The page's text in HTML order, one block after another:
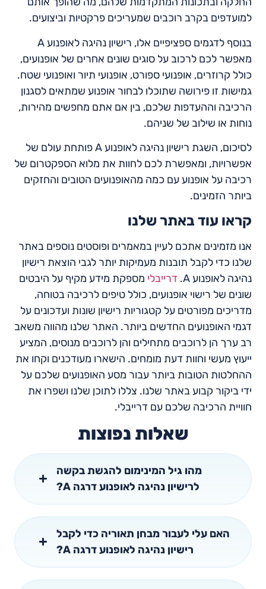
למועדפים בקרב רוכבים שמעריכים פרקטיות וביצועים.
בנוסף לדגמים ספציפיים אלו, רישיון נהיגה לאופנוע A
מאפשר לכם לרכוב על סוגים שונים אחרים של אופנועים,
כולל קרוזרים, אופנועי ספורט, אופנועי תיור ואופנועי שטח.
גמישות זו פירושה שתוכלו לבחור אופנוע שמתאים לסגנון
הרכיבה וההעדפות שלכם, בין אם אתם מחפשים מהירות,
נוחות או שילוב של שניהם.
לסיכום, השגת רישיון נהיגה לאופנוע A פותחת עולם של
אפשרויות, ומאפשרת לכם לחוות את מלוא הספקטרום של
רכיבה על אופנוע עם כמה מהאופנועים הטובים והחזקים
ביותר הזמינים.
קראו עוד באתר שלנו
אנו מזמינים אתכם לעיין במאמרים ופוסטים נוספים באתר
שלנו כדי לקבל תובנות מעמיקות יותר לגבי הוצאת רישיון
נהיגה לאופנוע A.
דרייבלי מספקת מידע מקיף על היבטים
שונים של רישוי אופנועים, כולל טיפים לרכיבה בטוחה,
מדריכים מפורטים על קטגוריות רישיון שונות ועדכונים על
דגמי האופנועים החדשים ביותר. האתר שלנו מהווה משאב
רב ערך הן לרוכבים מתחילים והן לרוכבים מנוסים, המציע
ייעוץ מעשי וחוות דעת מומחים. הישארו מעודכנים וקחו את
ההחלטות הטובות ביותר עבור מסע האופנועים שלכם על
ידי ביקור קבוע באתר שלנו. צללו לתוכן שלנו ושפרו את
חוויית הרכיבה שלכם עם דרייבלי.
שאלות נפוצות
מהו גיל המינימום להגשת בקשה
לרישיון נהיגה לאופנוע דרגה A?
האם עלי לעבור מבחן תאוריה כדי לקבל
רישיון נהיגה לאופנוע דרגה A?